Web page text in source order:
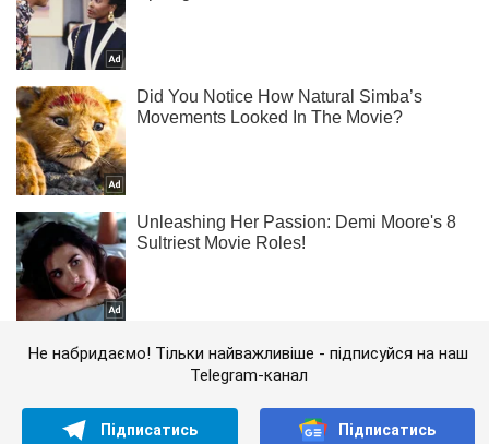
Не набридаємо! Тільки найважливіше - підписуйся на наш
Telegram-канал
Підписатись Підписатись